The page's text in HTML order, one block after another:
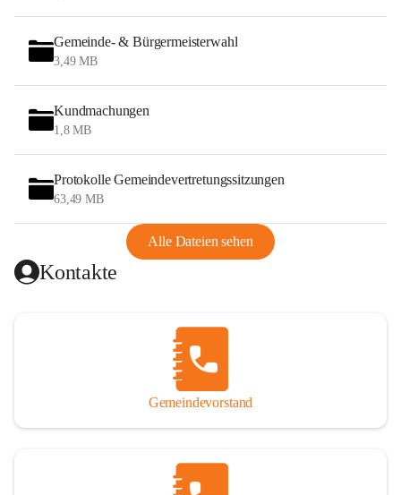
Gemeinde- & Bürgermeisterwahl
3,49 MB
Kundmachungen
1,8 MB
Protokolle Gemeindevertretungssitzungen
63,49 MB
Alle Dateien sehen
Kontakte
Gemeindevorstand